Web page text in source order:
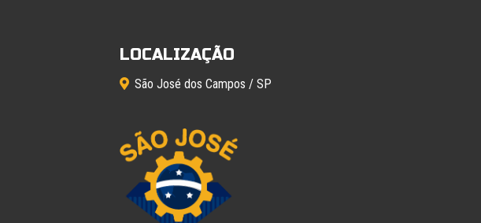
LOCALIZAÇÃO
São José dos Campos / SP